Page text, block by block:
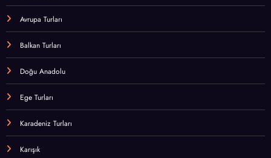
Avrupa Turları
Balkan Turları
Doğu Anadolu
Ege Turları
Karadeniz Turları
Karışık